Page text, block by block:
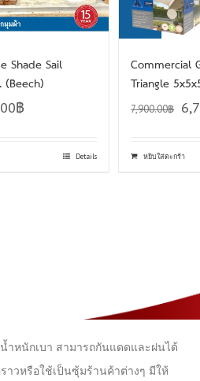
Shade Sail
(Beech)
฿
Details
Commercial
Triangle
7,900.00฿
หยิบใส่ตะกร้า
ำหนักเบา สามารถกันแดดและฝนได้
าวหรือใช้เป็นซุ้มร้านค้าต่างๆ มีให้